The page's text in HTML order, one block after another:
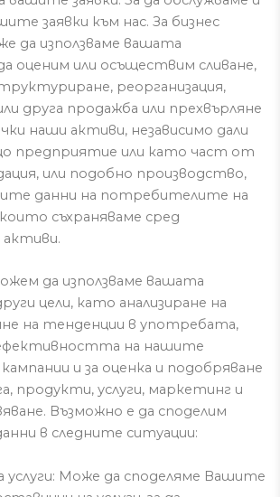
заявки към нас. За бизнес
да използваме вашата
оценим или осъществим сливане,
реорганизация,
друга продажба или прехвърляне
наши активи, независимо дали
предприятие или като част от
или подобно производство,
данни на потребителите на
съхраняваме сред
да използваме вашата
цели, като анализиране на
на тенденции в употребата,
на нашите
и за оценка и подобряване
продукти, услуги, маркетинг и
Възможно е да споделим
в следните ситуации:
услуги: Може да споделяме Вашите